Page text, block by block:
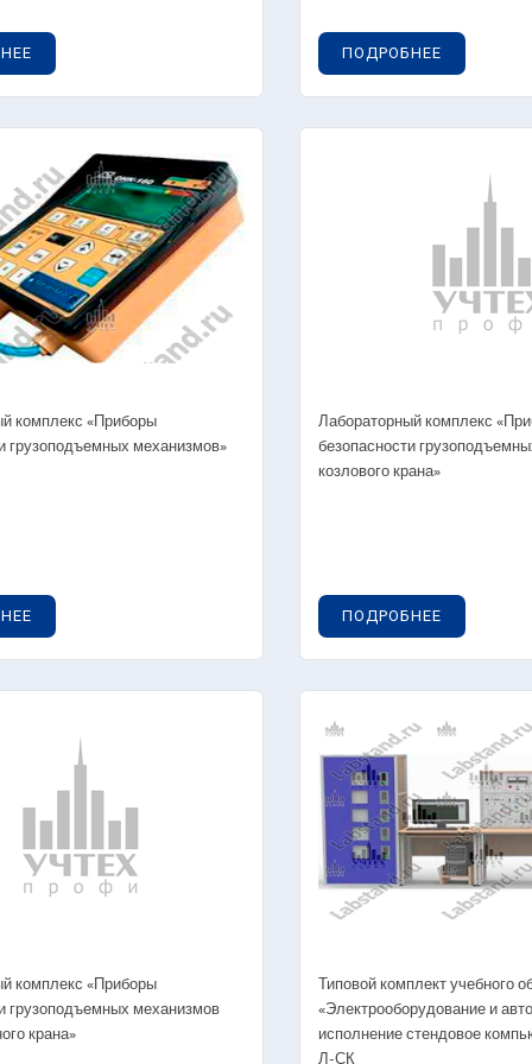
ходовая часть
Разрезные изделия ходовая часть
04.06.01. Автомобильные колеса в разрезе
04.06.02. Подвески в разрезе
управление
Лабораторные комплексы тормозное
Лабораторные стенды тормозное
05.02.02. Пневматические тормозные системы
05.03.02. Аппараты и узлы пневмотической
системы
05.05.01. Стенды-планшеты с натуральными
деталями и узлами тормозное управление
05.05.03. Стенды-планшеты
светодинамические тормозное управление
Разрезные элементы тормозное
ПОДРОБНЕЕ
комплекс «Приборы
грузоподъемных механизмов»
Лабораторный комплекс
безопасности
козлового крана»
ПОДРОБНЕЕ
комплекс «Приборы
грузоподъемных механизмов
крана»
Типовой комплект учебного
«Электрооборудование и
исполнение стендовое